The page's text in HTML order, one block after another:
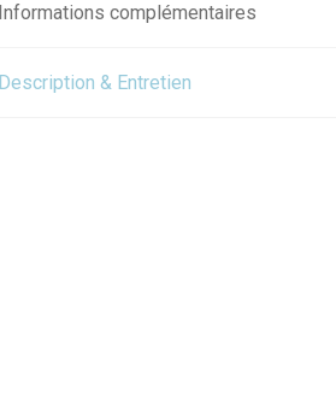
Informations complémentaires
Description & Entretien